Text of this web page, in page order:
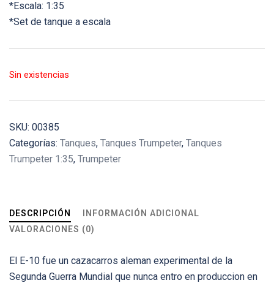
*Escala: 1:35
*Set de tanque a escala
Sin existencias
SKU: 00385
Categorías: Tanques, Tanques Trumpeter, Tanques
Trumpeter 1:35, Trumpeter
DESCRIPCIÓN
INFORMACIÓN ADICIONAL
VALORACIONES (0)
El E-10 fue un cazacarros aleman experimental de la
Segunda Guerra Mundial que nunca entro en produccion en